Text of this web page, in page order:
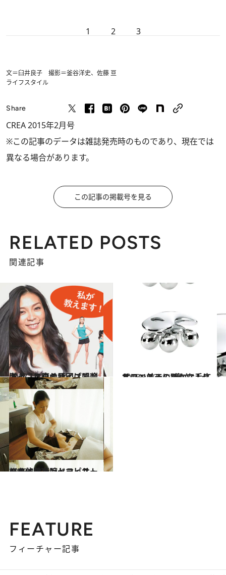
1 2 3
文＝臼井良子 撮影＝釜谷洋史、佐藤 亘
ライフスタイル
Share
CREA 2015年2月号
※この記事のデータは雑誌発売時のものであり、現在では
異なる場合があります。
この記事の掲載号を見る
RELATED POSTS
関連記事
2012.1.22
ぽっこり腹の原因は腸冷え！ エクササイズで刺激
ライフスタイル 2013.10.26
サロン並みの“痛さ”！セルフエステに確かな手応え
ビューティ＆ヘルス
2013.4.17
ハワイの凄腕セラピストのオールハンドマッサージを体験！
旅＆お出かけ
FEATURE
フィーチャー記事